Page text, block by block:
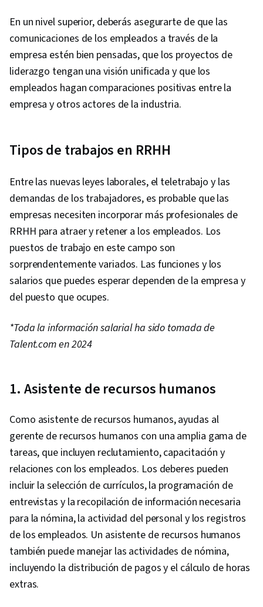
En un nivel superior, deberás asegurarte de que las
comunicaciones de los empleados a través de la
empresa estén bien pensadas, que los proyectos de
liderazgo tengan una visión unificada y que los
empleados hagan comparaciones positivas entre la
empresa y otros actores de la industria.
Tipos de trabajos en RRHH
Entre las nuevas leyes laborales, el teletrabajo y las
demandas de los trabajadores, es probable que las
empresas necesiten incorporar más profesionales de
RRHH para atraer y retener a los empleados. Los
puestos de trabajo en este campo son
sorprendentemente variados. Las funciones y los
salarios que puedes esperar dependen de la empresa y
del puesto que ocupes.
*Toda la información salarial ha sido tomada de
Talent.com en 2024
1. Asistente de recursos humanos
Como asistente de recursos humanos, ayudas al
gerente de recursos humanos con una amplia gama de
tareas, que incluyen reclutamiento, capacitación y
relaciones con los empleados. Los deberes pueden
incluir la selección de currículos, la programación de
entrevistas y la recopilación de información necesaria
para la nómina, la actividad del personal y los registros
de los empleados. Un asistente de recursos humanos
también puede manejar las actividades de nómina,
incluyendo la distribución de pagos y el cálculo de horas
extras.